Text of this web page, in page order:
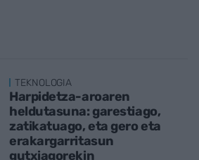
TEKNOLOGIA
Harpidetza-aroaren
heldutasuna: garestiago,
zatikatuago, eta gero eta
erakargarritasun
gutxiagorekin